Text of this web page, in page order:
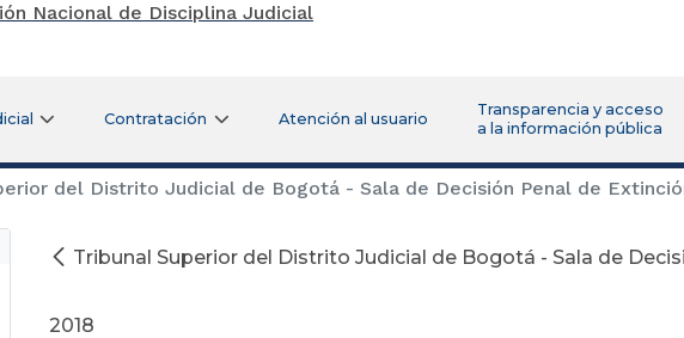
Contratación Atención al usuario
Transparencia y acceso
a la información pública
del Distrito Judicial de Bogotá - Sala de Decisión Penal de
Tribunal Superior del Distrito Judicial de Bogotá - Sala de
Diciembre
2018